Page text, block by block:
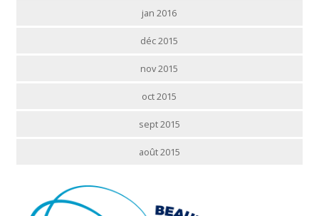
jan 2016
déc 2015
nov 2015
oct 2015
sept 2015
août 2015